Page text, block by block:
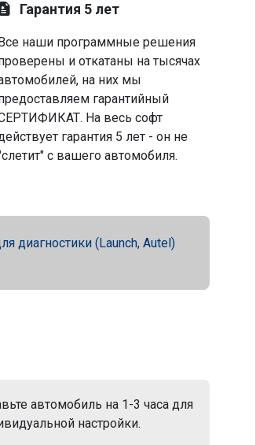
Гарантия 5 лет
наши программные решения
и откатаны на тысячах
на них мы
гарантийный
На весь софт
гарантия 5 лет - он не
с вашего автомобиля.
диагностики (Launch, Autel)
автомобиль на 1-3 часа для
настройки.